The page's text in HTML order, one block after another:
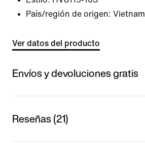
País/región de origen: Vietnam
Ver datos del producto
Envíos y devoluciones gratis
Reseñas (21)